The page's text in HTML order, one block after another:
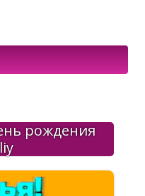
рождения